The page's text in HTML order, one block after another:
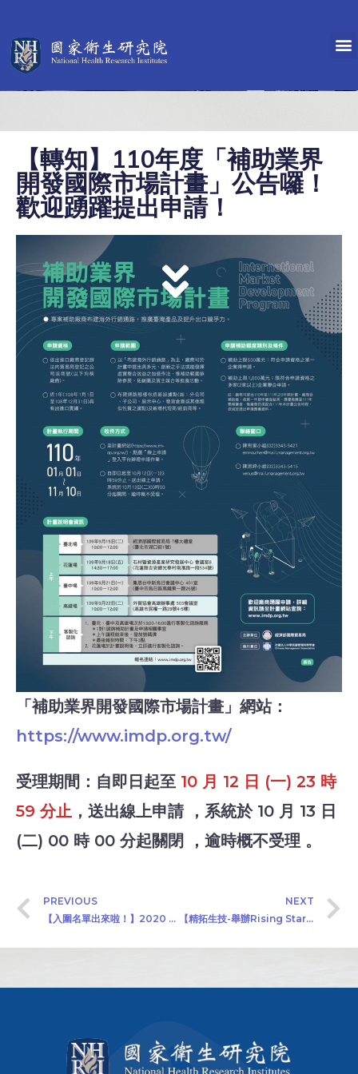
【轉知】110年度「補助業界
開發國際市場計畫」公告囉！
歡迎踴躍提出申請！
「補助業界開發國際市場計畫」網站：
https://www.imdp.org.tw/
受理期間：自即日起至 10 月 12 日 (一) 23 時
59 分止 ，送出線上申請 ，系統於 10 月 13 日
(二) 00 時 00 分起關閉 ，逾時概不受理 。
PREVIOUS
【入圍名單出來啦！】2020 橘世代銀未來產業高峰會-熟齡好生活徵件活動截止
NEXT
【精拓生技-舉辦Rising Star Demo Day ，培育精準醫療生力軍成果豐碩】